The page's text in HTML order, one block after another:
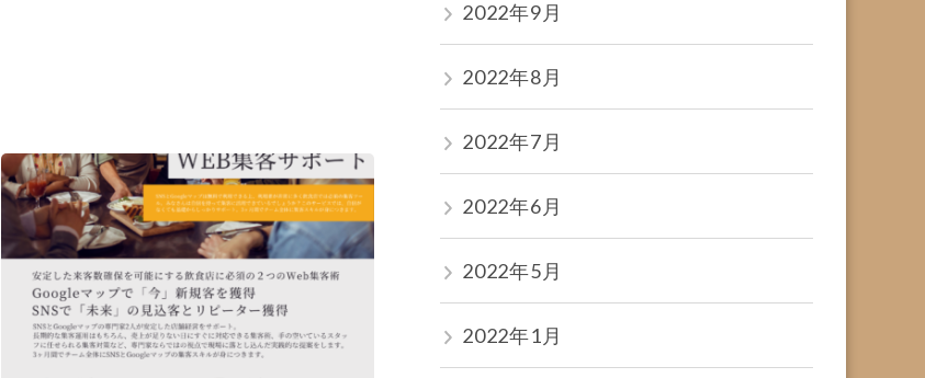
2022年9月
2022年8月
2022年7月
2022年6月
2022年5月
2022年1月